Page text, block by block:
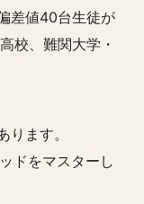
差値40台生徒が
校、難関大学・
ります。
ドをマスターし